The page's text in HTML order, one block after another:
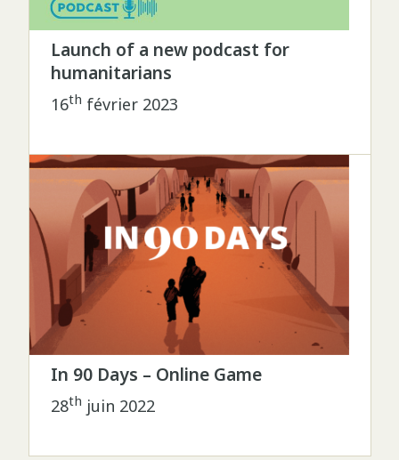
Launch of a new podcast for
humanitarians
16th février 2023
In 90 Days – Online Game
28th juin 2022